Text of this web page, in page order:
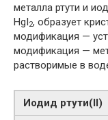
металла ртути и
HgI2, образует
модификация —
модификация —
растворимые в
Иодид ртути​(II)​